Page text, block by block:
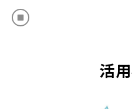
活